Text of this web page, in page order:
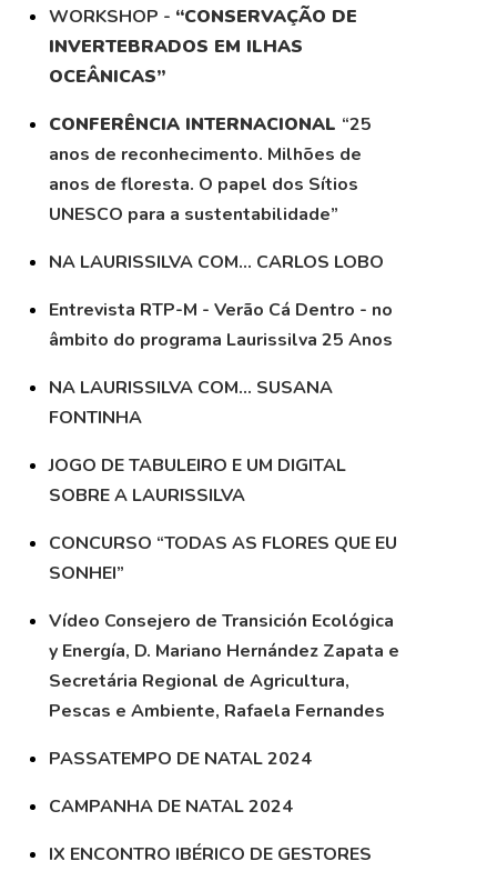
WORKSHOP - “CONSERVAÇÃO DE
INVERTEBRADOS EM ILHAS
OCEÂNICAS”
CONFERÊNCIA INTERNACIONAL “25
anos de reconhecimento. Milhões de
anos de floresta. O papel dos Sítios
UNESCO para a sustentabilidade”
NA LAURISSILVA COM… CARLOS LOBO
Entrevista RTP-M - Verão Cá Dentro - no
âmbito do programa Laurissilva 25 Anos
NA LAURISSILVA COM… SUSANA
FONTINHA
JOGO DE TABULEIRO E UM DIGITAL
SOBRE A LAURISSILVA
CONCURSO “TODAS AS FLORES QUE EU
SONHEI”
Vídeo Consejero de Transición Ecológica
y Energía, D. Mariano Hernández Zapata e
Secretária Regional de Agricultura,
Pescas e Ambiente, Rafaela Fernandes
PASSATEMPO DE NATAL 2024
CAMPANHA DE NATAL 2024
IX ENCONTRO IBÉRICO DE GESTORES